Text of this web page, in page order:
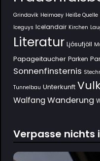
Grindavík Heimaey Heiße Quelle
Iceguys Icelandair Kirchen
Literatur Ljósufjöll
Papageitaucher Parken
Sonnenfinsternis
Tunnelbau Unterkunft
Walfang Wanderung
Verpasse nichts